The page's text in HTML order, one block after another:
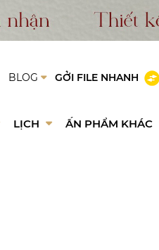
BLOG GỞI FILE NHANH
LỊCH ẤN PHẨM KHÁC